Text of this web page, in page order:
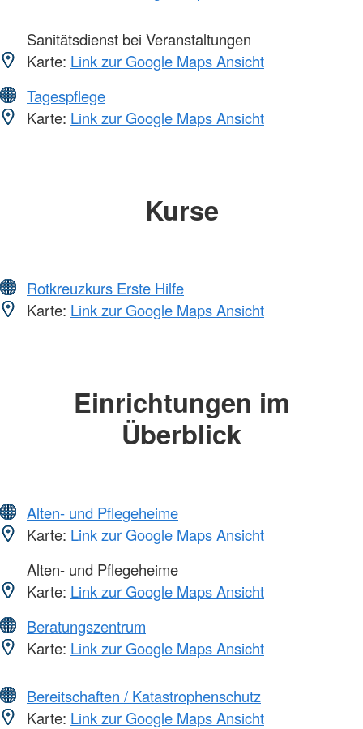
Sanitätsdienst bei Veranstaltungen
Karte: Link zur Google Maps Ansicht
Tagespflege
Karte: Link zur Google Maps Ansicht
Kurse
Rotkreuzkurs Erste Hilfe
Karte: Link zur Google Maps Ansicht
Einrichtungen im
Überblick
Alten- und Pflegeheime
Karte: Link zur Google Maps Ansicht
Alten- und Pflegeheime
Karte: Link zur Google Maps Ansicht
Beratungszentrum
Karte: Link zur Google Maps Ansicht
Bereitschaften / Katastrophenschutz
Karte: Link zur Google Maps Ansicht